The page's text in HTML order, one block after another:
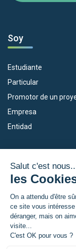
Soy
Estudiante
Particular
Promotor de un
Empresa
Entidad
Empleo
Eskola Futura
Forma NAEN
TRANSFERMUGA-